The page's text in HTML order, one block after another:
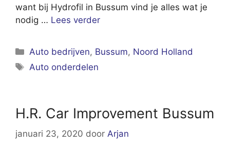
want bij Hydrofil in Bussum vind je alles wat je
nodig … Lees verder
Categorieën
Auto bedrijven, Bussum, Noord Holland
Tags
Auto onderdelen
H.R. Car Improvement Bussum
januari 23, 2020 door Arjan